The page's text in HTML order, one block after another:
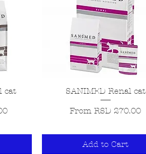
cat SANIMED Renal cat
From RSD 270.00
Sale Price
Add to Cart